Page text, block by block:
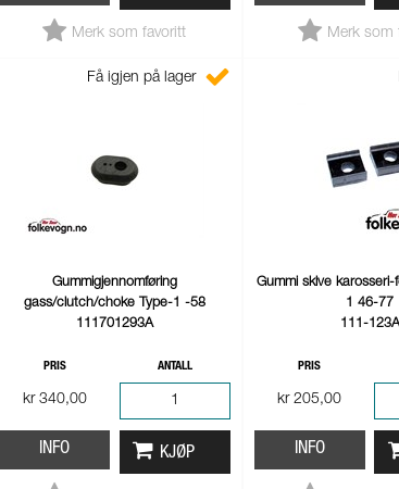
Merk som favoritt Merk som
Få igjen på lager
Gummigjennomføring
gass/clutch/choke Type-1 -58
111701293A
PRIS
kr 340,00
ANTALL
INFO KJØP
Gummi skive karosseri-
1 46-77
111-123A
PRIS
kr 205,00
INFO